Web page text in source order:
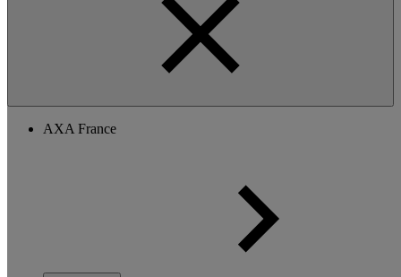
AXA France